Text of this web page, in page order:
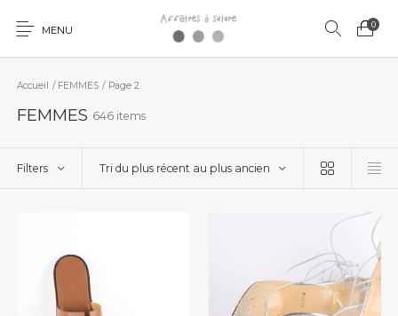
MENU 0
Accueil / FEMMES / Page 2
FEMMES 646 items
Filters Tri du plus récent au plus ancien